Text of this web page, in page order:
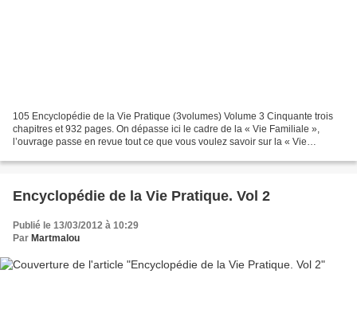
105 Encyclopédie de la Vie Pratique (3volumes) Volume 3 Cinquante trois
chapitres et 932 pages. On dépasse ici le cadre de la « Vie Familiale »,
l’ouvrage passe en revue tout ce que vous voulez savoir sur la « Vie
Encyclopédie de la Vie Pratique. Vol 2
Publié le 13/03/2012 à 10:29
Par Martmalou